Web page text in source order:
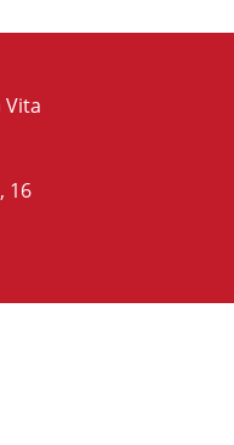
Vita
16